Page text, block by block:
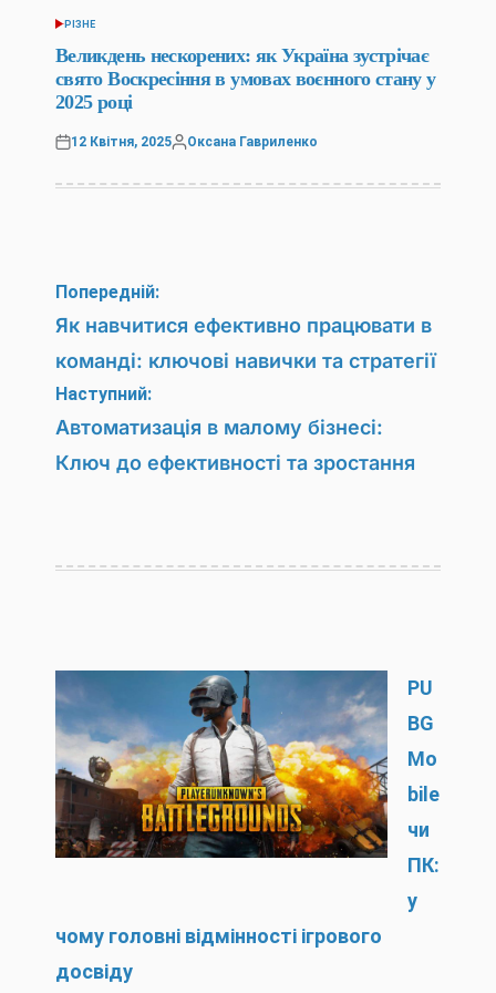
ОПУБЛІКУВАТИ
У
РІЗНЕ
Великдень нескорених: як Україна зустрічає
свято Воскресіння в умовах воєнного стану у
2025 році
Оприлюднено
12 Квітня, 2025
Опубліковано
Оксана Гавриленко
Навігація
записів
Попередній:
Як навчитися ефективно працювати в
команді: ключові навички та стратегії
Наступний:
Автоматизація в малому бізнесі:
Ключ до ефективності та зростання
PU
BG
Mo
bile
чи
ПК:
у
чому головні відмінності ігрового
досвіду